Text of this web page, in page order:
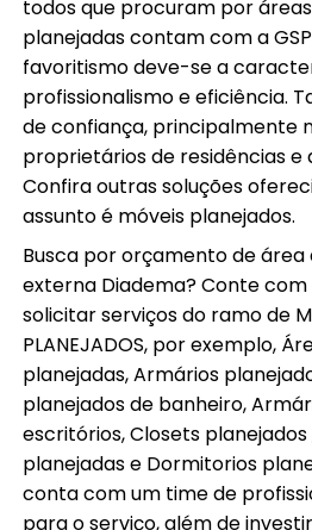
todos que procuram por
planejadas contam com a
favoritismo deve-se a
profissionalismo e eficiência.
de confiança, principalmente
proprietários de residências
Confira outras soluções
assunto é móveis planejados.
Busca por orçamento de área
externa Diadema? Conte com
solicitar serviços do ramo de
PLANEJADOS, por exemplo,
planejadas, Armários
planejados de banheiro,
escritórios, Closets planejados
planejadas e Dormitorios
conta com um time de
para o serviço, além de